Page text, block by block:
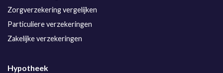
Zorgverzekering vergelijken
Particuliere verzekeringen
Zakelijke verzekeringen
Hypotheek